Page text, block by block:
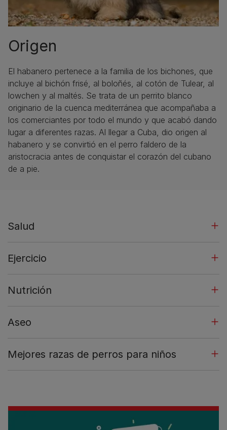
Origen
El habanero pertenece a la familia de los bichones, que
incluye al bichón frisé, al boloñés, al cotón de Tulear, al
lowchen y al maltés. Se trata de un perrito blanco
originario de la cuenca mediterránea que acompañaba a
los comerciantes por todo el mundo y que acabó dando
lugar a diferentes razas. Al llegar a Cuba, dio origen al
habanero y se convirtió en el perro faldero de la
aristocracia antes de conquistar el corazón del cubano
de a pie.
Salud
Ejercicio
Nutrición
Aseo
Mejores razas de perros para niños